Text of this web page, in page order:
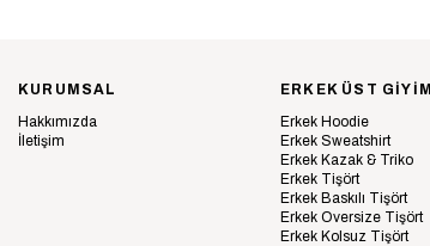
KURUMSAL
Hakkımızda
İletişim
ERKEK ÜST GİYİM
Erkek Hoodie
Erkek Sweatshirt
Erkek Kazak & Triko
Erkek Tişört
Erkek Baskılı Tişört
Erkek Oversize Tişört
Erkek Kolsuz Tişört